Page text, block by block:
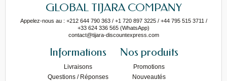
GLOBAL TIJARA COMPANY
Appelez-nous au : +212 644 790 363 / +1 720 897 3225 / +44 795 515 3711 /
+33 624 336 565 (WhatsApp)
contact@tijara-discountexpress.com
Informations
Livraisons
Questions / Réponses
Nos produits
Promotions
Nouveautés